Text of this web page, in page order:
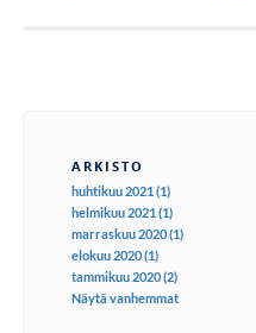
ARKISTO
huhtikuu 2021 (1)
helmikuu 2021 (1)
marraskuu 2020 (1)
elokuu 2020 (1)
tammikuu 2020 (2)
Näytä vanhemmat